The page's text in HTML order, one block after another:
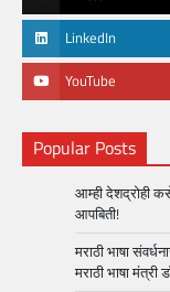
LinkedIn
YouTube
Popular Posts
आम्ही देशद्रोही
आपबिती!
मराठी भाषा
मराठी भाषा